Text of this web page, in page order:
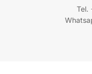
Tel.